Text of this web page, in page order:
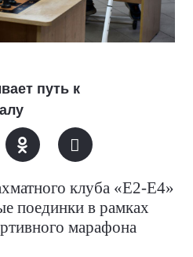
путь к
клуба «Е2-Е4»
поединки в рамках
марафона